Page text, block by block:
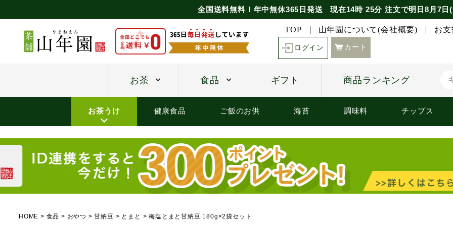
全国送料無料！年中無休365日発送 現在14時 25分 注文で明日8月7日
TOP 山年園について(会社概要) お
ログイン カート
お茶 食品 ギフト 商品ランキング
お茶うけ 健康食品 ご飯のお供 海苔 調味料 チップス
HOME 食品 おやつ 甘納豆 とまと 梅塩とまと甘納豆 180g×2袋セット